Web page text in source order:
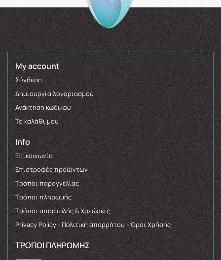
My account
Σύνδεση
Δημιουργία λογαριασμού
Ανάκτηση κωδικού
Το καλάθι μου
Info
Επικοινωνία
Επιστροφές προϊόντων
Τρόποι παραγγελίας
Τρόποι πληρωμής
Τρόποι αποστολής & Χρεώσεις
Privacy Policy - Πολιτική απορρήτου - Όροι Χρήσης
ΤΡΌΠΟΙ ΠΛΗΡΩΜΉΣ